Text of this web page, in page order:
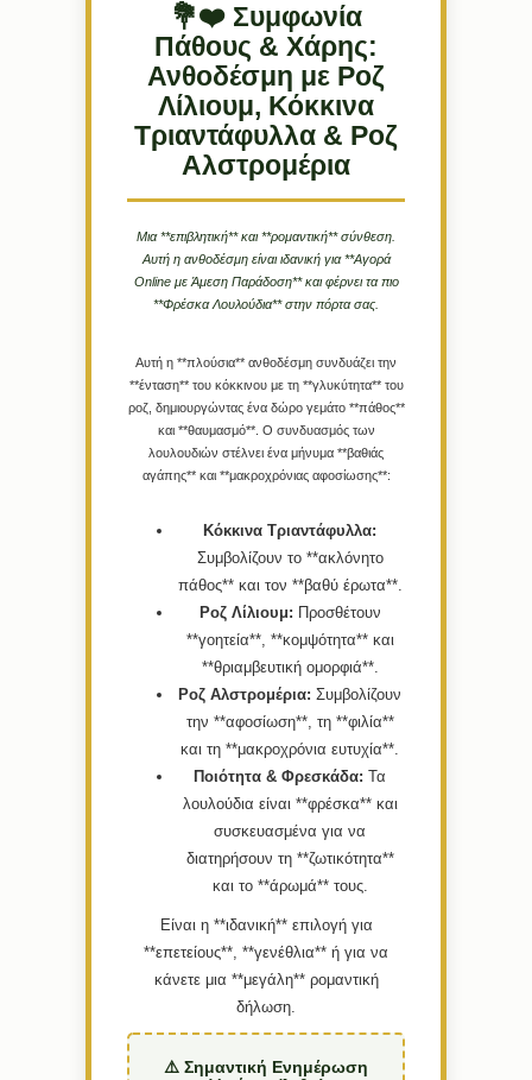
💐❤️ Συμφωνία
Πάθους & Χάρης:
Ανθοδέσμη με Ροζ
Λίλιουμ, Κόκκινα
Τριαντάφυλλα & Ροζ
Αλστρομέρια
Μια **επιβλητική** και **ρομαντική** σύνθεση.
Αυτή η ανθοδέσμη είναι ιδανική για **Αγορά
Online με Άμεση Παράδοση** και φέρνει τα πιο
**Φρέσκα Λουλούδια** στην πόρτα σας.
Αυτή η **πλούσια** ανθοδέσμη συνδυάζει την
**ένταση** του κόκκινου με τη **γλυκύτητα** του
ροζ, δημιουργώντας ένα δώρο γεμάτο **πάθος**
και **θαυμασμό**. Ο συνδυασμός των
λουλουδιών στέλνει ένα μήνυμα **βαθιάς
αγάπης** και **μακροχρόνιας αφοσίωσης**:
Κόκκινα Τριαντάφυλλα:
Συμβολίζουν το **ακλόνητο
πάθος** και τον **βαθύ έρωτα**.
Ροζ Λίλιουμ: Προσθέτουν
**γοητεία**, **κομψότητα** και
**θριαμβευτική ομορφιά**.
Ροζ Αλστρομέρια: Συμβολίζουν
την **αφοσίωση**, τη **φιλία**
και τη **μακροχρόνια ευτυχία**.
Ποιότητα & Φρεσκάδα: Τα
λουλούδια είναι **φρέσκα** και
συσκευασμένα για να
διατηρήσουν τη **ζωτικότητα**
και το **άρωμά** τους.
Είναι η **ιδανική** επιλογή για
**επετείους**, **γενέθλια** ή για να
κάνετε μια **μεγάλη** ρομαντική
δήλωση.
⚠️ Σημαντική Ενημέρωση